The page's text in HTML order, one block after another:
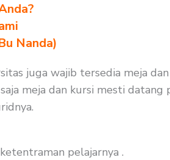
Nanda)
juga wajib tersedia meja
meja dan kursi mesti datang
pelajarnya .